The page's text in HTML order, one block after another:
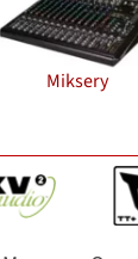
Miksery